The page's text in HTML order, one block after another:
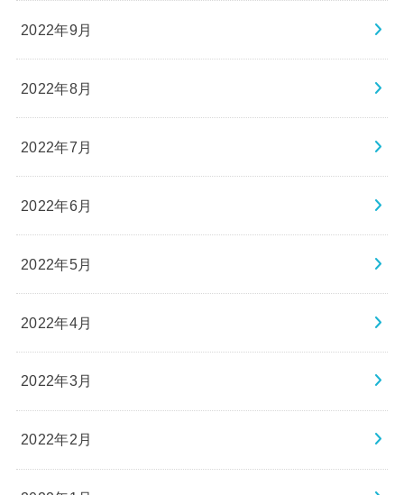
2022年9月
2022年8月
2022年7月
2022年6月
2022年5月
2022年4月
2022年3月
2022年2月